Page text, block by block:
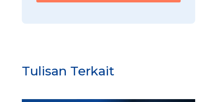
Tulisan Terkait